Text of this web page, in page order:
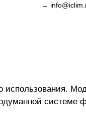
→
использования.
системе